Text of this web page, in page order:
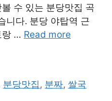
수 있는 분당맛집 곡
니다. 분당 야탑역 근
랑 … Read more
분당맛집 , 분짜, 쌀국